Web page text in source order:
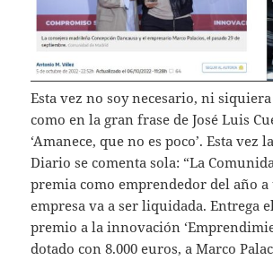
Esta vez no soy necesario, ni
como en la gran frase de José Luis
‘Amanece, que no es poco’. Esta vez
Diario se comenta sola: “La
premia como emprendedor del año
empresa va a ser liquidada. Entrega
premio a la innovación
dotado con 8.000 euros, a Marco